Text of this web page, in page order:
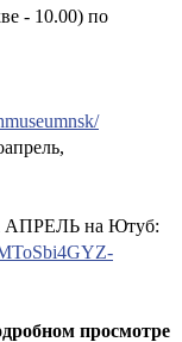
- 10.00) по
АПРЕЛЬ на Ютуб:
просмотре